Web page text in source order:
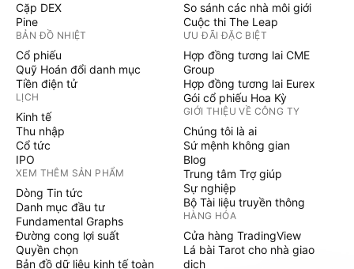
Cặp DEX
Pine
BẢN ĐỒ NHIỆT
Cổ phiếu
Quỹ Hoán đổi danh mục
Tiền điện tử
LỊCH
Kinh tế
Thu nhập
Cổ tức
IPO
XEM THÊM SẢN PHẨM
Dòng Tin tức
Danh mục đầu tư
Fundamental Graphs
Đường cong lợi suất
Quyền chọn
Bản đồ dữ liệu kinh tế toàn
So sánh các nhà môi giới
Cuộc thi The Leap
ƯU ĐÃI ĐẶC BIỆT
Hợp đồng tương lai CME
Group
Hợp đồng tương lai Eurex
Gói cổ phiếu Hoa Kỳ
GIỚI THIỆU VỀ CÔNG TY
Chúng tôi là ai
Sứ mệnh không gian
Blog
Trung tâm Trợ giúp
Sự nghiệp
Bộ Tài liệu truyền thông
HÀNG HÓA
Cửa hàng TradingView
Lá bài Tarot cho nhà giao
dịch